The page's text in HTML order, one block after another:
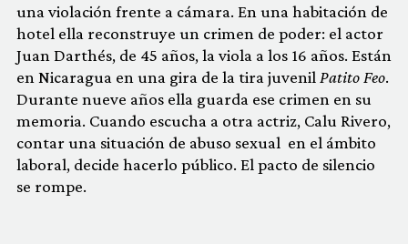
una violación frente a cámara. En una habitación de
hotel ella reconstruye un crimen de poder: el actor
Juan Darthés, de 45 años, la viola a los 16 años. Están
en Nicaragua en una gira de la tira juvenil Patito Feo.
Durante nueve años ella guarda ese crimen en su
memoria. Cuando escucha a otra actriz, Calu Rivero,
contar una situación de abuso sexual en el ámbito
laboral, decide hacerlo público. El pacto de silencio
se rompe.